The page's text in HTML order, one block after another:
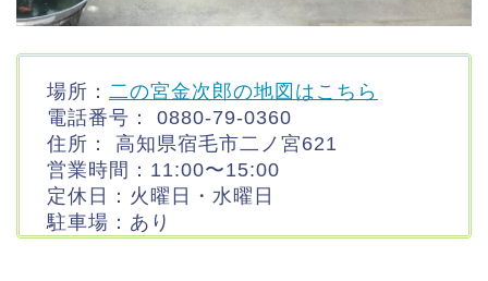
場所： 二の宮金次郎の地図はこちら
電話番号： 0880-79-0360
住所： 高知県宿毛市二ノ宮621
営業時間：11:00〜15:00
定休日：火曜日・水曜日
駐車場：あり